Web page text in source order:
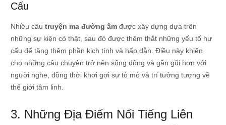
Cấu
Nhiều câu truyện ma đường âmđược xây dựng dựa trên
những sự kiện có thật, sau đó được thêm thắt những yếu tố hư
cấu để tăng thêm phần kịch tính và hấp dẫn. Điều này khiến
cho những câu chuyện trở nên sống động và gần gũi hơn với
người nghe, đồng thời khơi gợi sự tò mò và trí tưởng tượng về
thế giới tâm linh.
3. Những Địa Điểm Nổi Tiếng Liên